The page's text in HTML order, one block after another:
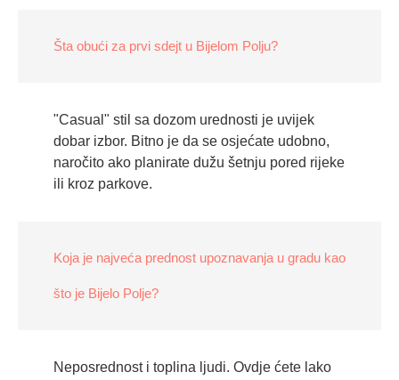
Šta obući za prvi sdejt u Bijelom Polju?
"Casual" stil sa dozom urednosti je uvijek
dobar izbor. Bitno je da se osjećate udobno,
naročito ako planirate dužu šetnju pored rijeke
ili kroz parkove.
Koja je najveća prednost upoznavanja u gradu kao
što je Bijelo Polje?
Neposrednost i toplina ljudi. Ovdje ćete lako